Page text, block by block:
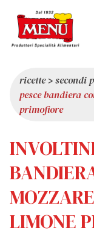
CATALOGO
SERVIZI
ULTIME NOVITÀ
PREMI
CHI SIAMO
QUALITÀ
CURIOSITÀ
SHOWROOM
LAVORA CON
ricette>secondi
pesce bandiera
primofiore
LIMONE